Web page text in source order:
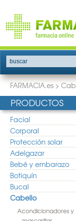
buscar
FARMACIA.es >
PRODUCTOS
Facial
Corporal
Protección solar
Adelgazar
Bebé y embarazo
Botiquín
Bucal
Cabello
Acondicionadores y